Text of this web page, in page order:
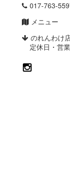
017-763-
メニュー
のれんわけ
定休日・営